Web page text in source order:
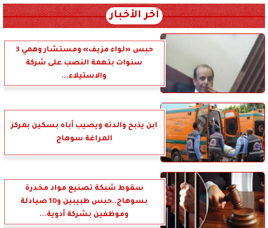
آخر الأخبار
حبس «لواء مزيف» ومستشار وهمي 3
سنوات بتهمة النصب على شركة
والاستيلاء...
ابن يذبح والدته ويصيب أباه بسكين بمركز
المراغة سوهاج
سقوط شبكة تصنيع مواد مخدرة
بسوهاج..حبس طبيبين و10 صيادلة
وموظفين بشركة أدوية...